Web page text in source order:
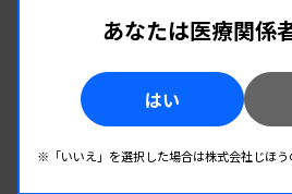
向も報告
週刊 感染症サーベイランスレ
あなたは医療関係
はい
※「いいえ」を選択した場合は株式会社じほう